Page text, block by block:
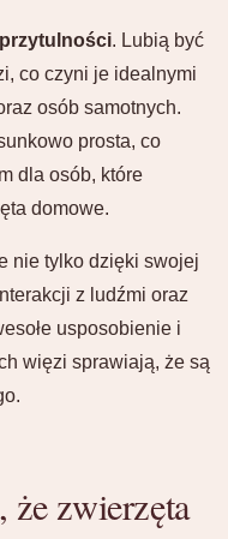
przytulności. Lubią być
co czyni je idealnymi
osób samotnych.
prosta, co
dla osób, które
domowe.
nie tylko dzięki swojej
z ludźmi oraz
usposobienie i
więzi sprawiają, że są
że zwierzęta